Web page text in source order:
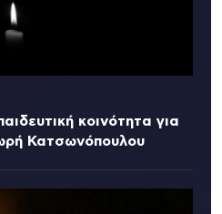
κοινότητα για
Κατσωνόπουλου